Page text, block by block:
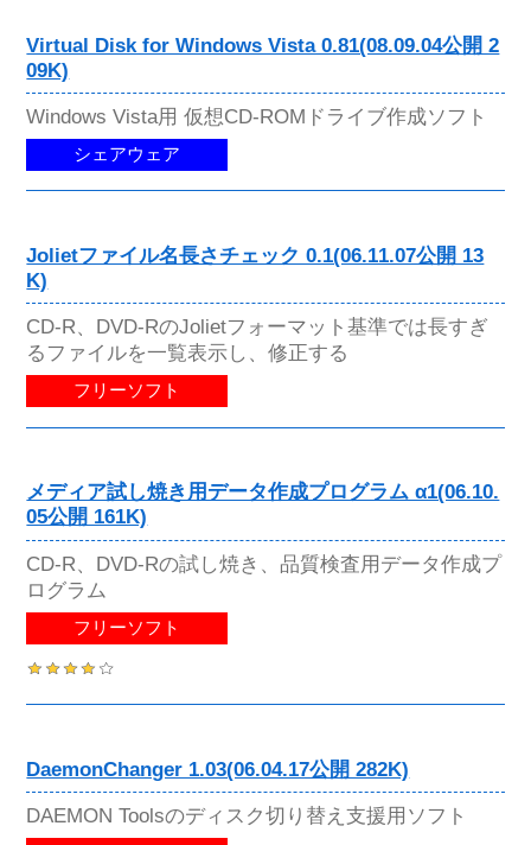
Virtual Disk for Windows Vista 0.81(08.09.04公開 2
09K)
Windows Vista用 仮想CD-ROMドライブ作成ソフト
シェアウェア
Jolietファイル名長さチェック 0.1(06.11.07公開 13
K)
CD-R、DVD-RのJolietフォーマット基準では長すぎ
るファイルを一覧表示し、修正する
フリーソフト
メディア試し焼き用データ作成プログラム α1(06.10.
05公開 161K)
CD-R、DVD-Rの試し焼き、品質検査用データ作成プ
ログラム
フリーソフト
DaemonChanger 1.03(06.04.17公開 282K)
DAEMON Toolsのディスク切り替え支援用ソフト